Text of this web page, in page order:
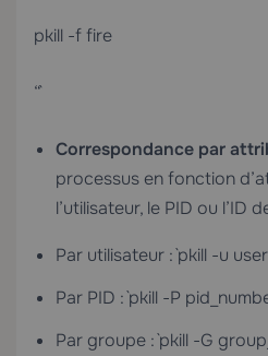
pkill -f fire
“`
Correspondance par
processus en fonction
l’utilisateur, le PID ou l’ID
Par utilisateur : `pkill -u
Par PID : `pkill -P
Par groupe : `pkill -G